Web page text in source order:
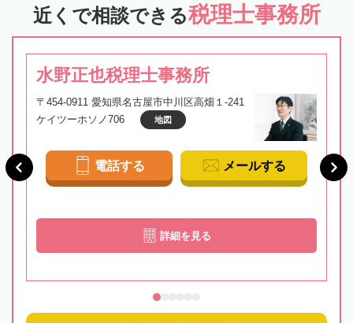
近くで相談できる税理士事務所
水野正也税理士事務所
〒454-0911 愛知県名古屋市中川区高畑１-241
ケイツーホソノ706
地図
電話する メールする
詳細を見る